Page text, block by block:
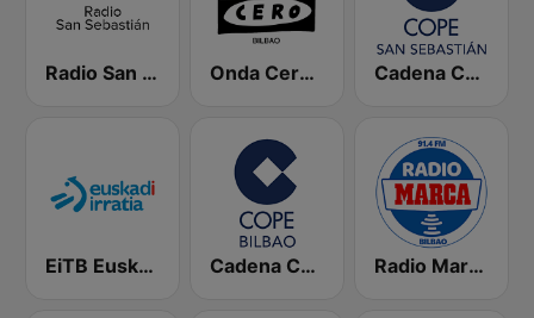
Radio San Sebastián SER Onda Cero Bilbao Cadena COPE San Sebastián
EiTB Euskadi Irratia Cadena COPE Bilbao Radio Marca Bilbao